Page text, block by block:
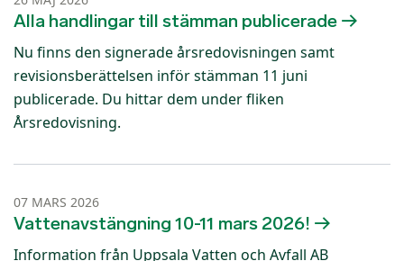
Alla handlingar till stämman publicerade
Nu finns den signerade årsredovisningen samt
revisionsberättelsen inför stämman 11 juni
publicerade. Du hittar dem under fliken
Årsredovisning.
07 MARS 2026
Vattenavstängning 10-11 mars 2026!
Information från Uppsala Vatten och Avfall AB